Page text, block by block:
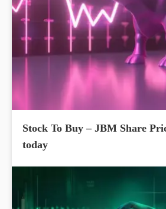
Stock To Buy – JBM Share
today